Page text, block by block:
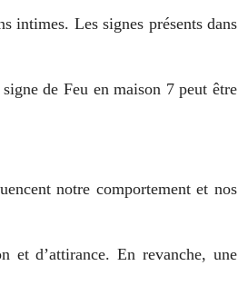
intimes. Les signes présents dans
de Feu en maison 7 peut être
notre comportement et nos
et d’attirance. En revanche, une